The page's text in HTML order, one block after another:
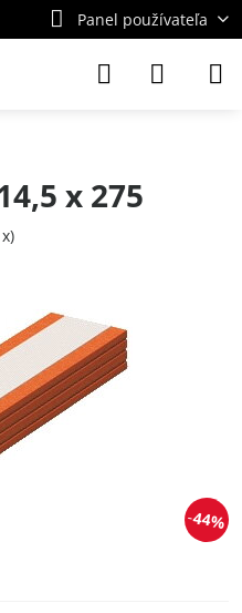
Panel používateľa
44%
x 275
x)